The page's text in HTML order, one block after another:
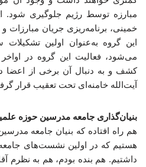
مبارزه توسط رژیم جلوگیری شود.
خمینی، برنامه‌ریزی جریان مبارزات
این گروه به‌عنوان اولین
کشف و به دنبال آن برخی از اعضا
آیت‌الله خامنه‌ای تحت تعقیب قرار
بنیان‌گذاری جامعه مدرسین حوزه
هم راه افتاده که بنیان جامعه
هستیم که در اولین نشست‌های
داشتیم. هم بنده بودم، هم به نظرم